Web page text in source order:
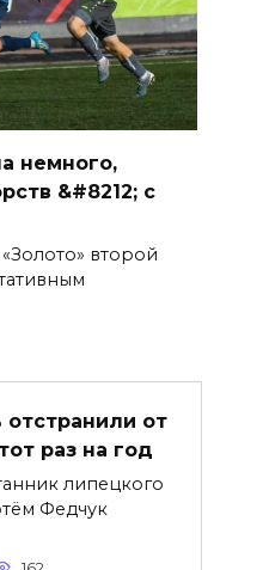
немного,
&#8212; с
второй
от
раз на год
липецкого
Федчук